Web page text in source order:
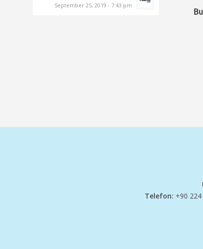
September 25, 2019 - 7:43 pm
Telefon: +90